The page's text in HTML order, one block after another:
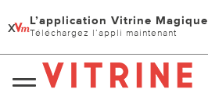
x L’application Vitrine Magique
Téléchargez l’appli maintenant